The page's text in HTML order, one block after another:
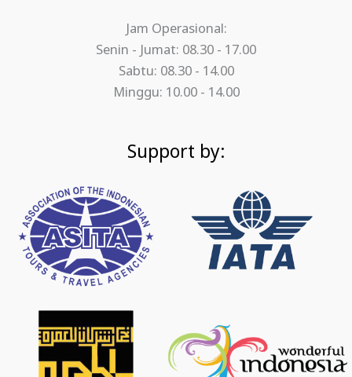
Jam Operasional:
Senin - Jumat: 08.30 - 17.00
Sabtu: 08.30 - 14.00
Minggu: 10.00 - 14.00
Support by: